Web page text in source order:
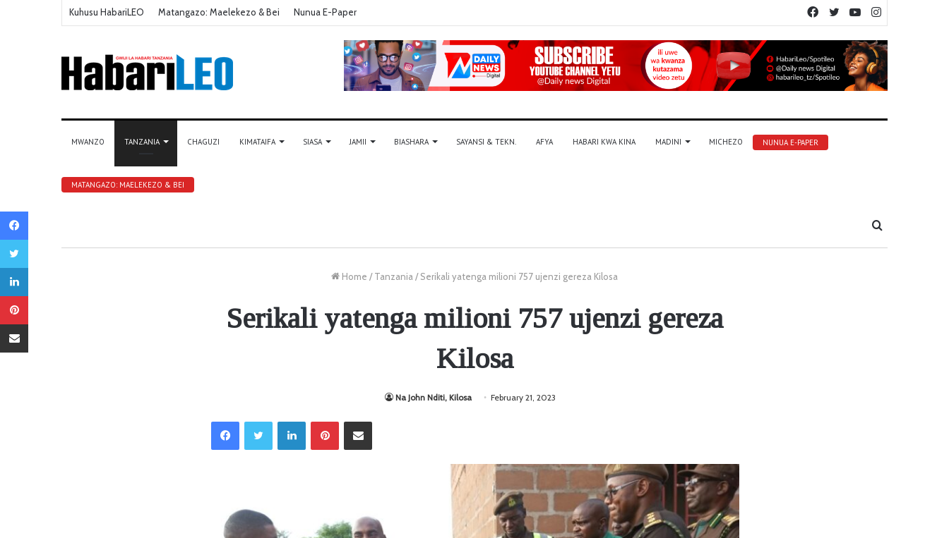
Kuhusu HabariLEO Matangazo: Maelekezo & Bei Nunua E-Paper YouTube
Twitter
Facebook
MWANZO TANZANIA CHAGUZI KIMATAIFA SIASA JAMII BIASHARA SAYANSI & TEKN. AFYA HABARI KWA KINA MADINI MICHEZO NUNUA E-PAPER
MATANGAZO: MAELEKEZO & BEI
Tafuta
Home / Tanzania / Serikali yatenga milioni 757 ujenzi gereza Kilosa
Serikali yatenga milioni 757 ujenzi gereza
Kilosa
Na John Nditi, Kilosa February 21, 2023
LinkedIn